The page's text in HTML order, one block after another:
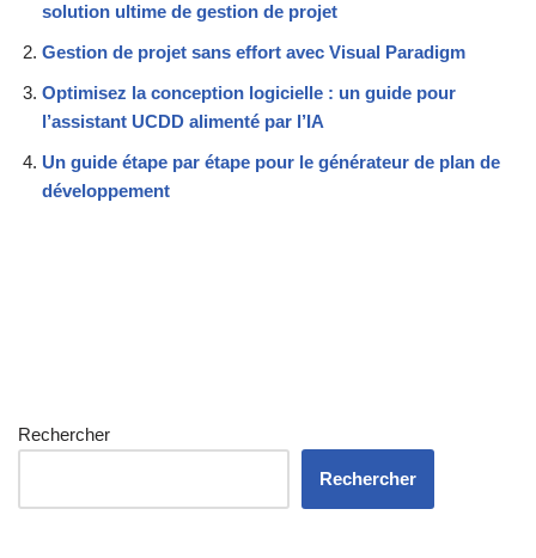
solution ultime de gestion de projet
Gestion de projet sans effort avec Visual Paradigm
Optimisez la conception logicielle : un guide pour
l’assistant UCDD alimenté par l’IA
Un guide étape par étape pour le générateur de plan de
développement
Rechercher
Rechercher